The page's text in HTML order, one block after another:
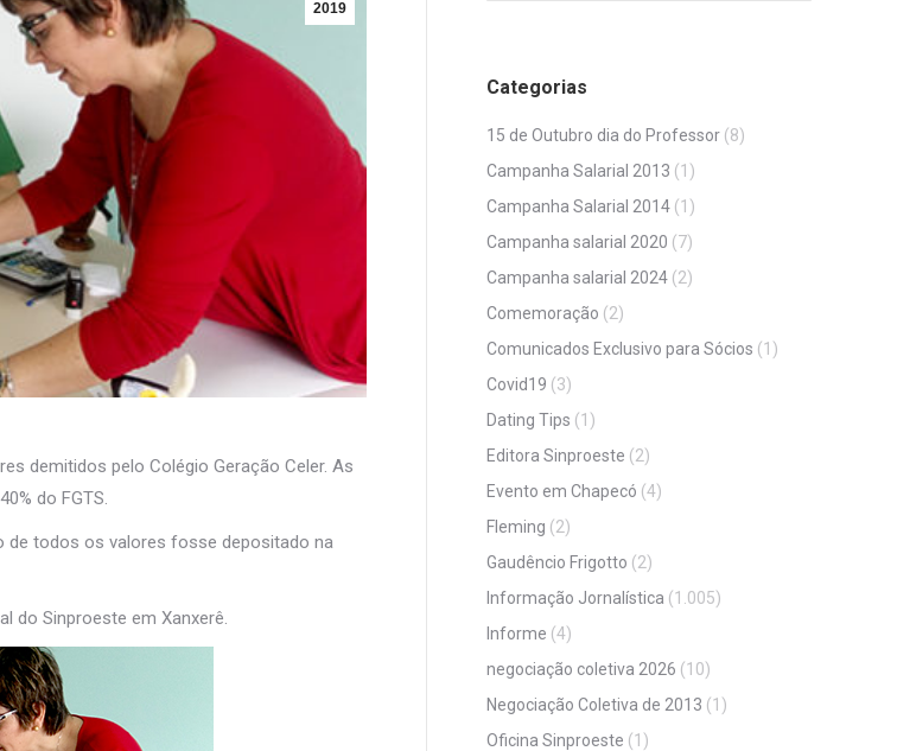
2019
demitidos pelo Colégio Geração Celer. As
do FGTS.
de todos os valores fosse depositado na
do Sinproeste em Xanxerê.
Categorias
15 de Outubro dia do Professor (8)
Campanha Salarial 2013 (1)
Campanha Salarial 2014 (1)
Campanha salarial 2020 (7)
Campanha salarial 2024 (2)
Comemoração (2)
Comunicados Exclusivo para Sócios (1)
Covid19 (3)
Dating Tips (1)
Editora Sinproeste (2)
Evento em Chapecó (4)
Fleming (2)
Gaudêncio Frigotto (2)
Informação Jornalística (1.005)
Informe (4)
negociação coletiva 2026 (10)
Negociação Coletiva de 2013 (1)
Oficina Sinproeste (1)